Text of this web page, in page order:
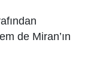
de Miran’ın